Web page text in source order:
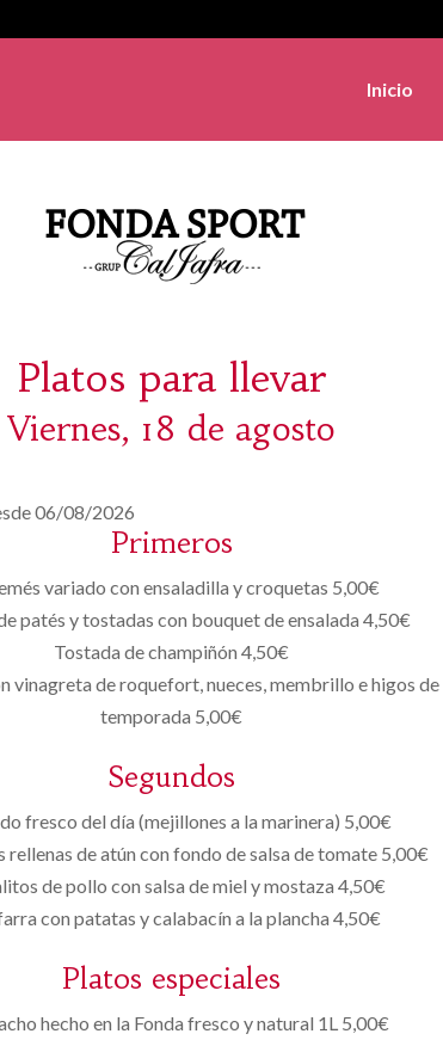
Inicio
Platos para llevar
Viernes, 18 de agosto
06/08/2026
Primeros
variado con ensaladilla y croquetas 5,00€
patés y tostadas con bouquet de ensalada 4,50€
Tostada de champiñón 4,50€
vinagreta de roquefort, nueces, membrillo e higos de
temporada 5,00€
Segundos
fresco del día (mejillones a la marinera) 5,00€
rellenas de atún con fondo de salsa de tomate 5,00€
de pollo con salsa de miel y mostaza 4,50€
con patatas y calabacín a la plancha 4,50€
Platos especiales
hecho en la Fonda fresco y natural 1L 5,00€